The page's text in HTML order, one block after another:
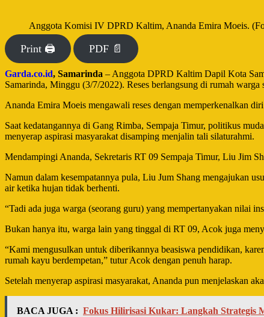
Anggota Komisi IV DPRD Kaltim, Ananda Emira Moeis.
Print 🖨 PDF 📄
Garda.co.id, Samarinda – Anggota DPRD Kaltim Dapil Kota
Samarinda, Minggu (3/7/2022). Reses berlangsung di rumah
Ananda Emira Moeis mengawali reses dengan memperkenalkan
Saat kedatangannya di Gang Rimba, Sempaja Timur, politikus
menyerap aspirasi masyarakat disamping menjalin tali silaturahmi.
Mendampingi Ananda, Sekretaris RT 09 Sempaja Timur, Liu Jim
Namun dalam kesempatannya pula, Liu Jum Shang mengajukan
air ketika hujan tidak berhenti.
“Tadi ada juga warga (seorang guru) yang mempertanyakan nilai
Bukan hanya itu, warga lain yang tinggal di RT 09, Acok juga
“Kami mengusulkan untuk diberikannya beasiswa pendidikan,
rumah kayu berdempetan,” tutur Acok dengan penuh harap.
Setelah menyerap aspirasi masyarakat, Ananda pun menjelaskan
BACA JUGA : Fokus Hilirisasi Kukar: Langkah Strategis